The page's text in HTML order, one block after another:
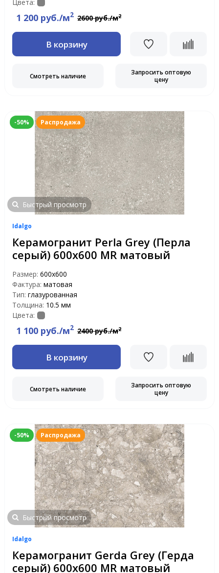
Цвета:
1 200 руб./м2 2600 руб./м2
В корзину
Смотреть наличие
Запросить оптовую
цену
-50% Распродажа
Быстрый просмотр
Idalgo
Керамогранит Perla Grey (Перла
серый) 600х600 MR матовый
Размер: 600х600
Фактура: матовая
Тип: глазурованная
Толщина: 10.5 мм
Цвета:
1 100 руб./м2 2400 руб./м2
В корзину
Смотреть наличие
Запросить оптовую
цену
-50% Распродажа
Быстрый просмотр
Idalgo
Керамогранит Gerda Grey (Герда
серый) 600х600 MR матовый